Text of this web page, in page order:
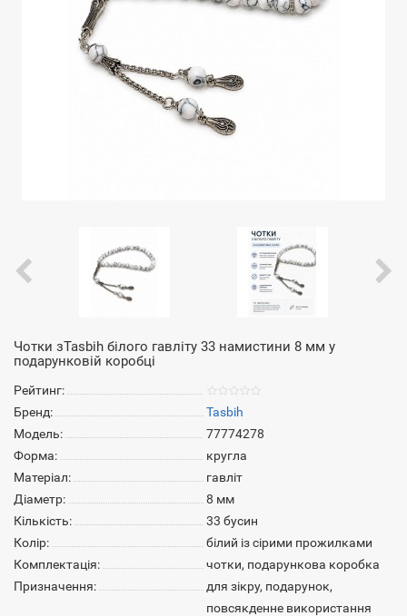
Чотки зTasbih білого гавліту 33 намистини 8 мм у
подарунковій коробці
Рейтинг:
Бренд:
Tasbih
Модель:
77774278
Форма:
кругла
Матеріал:
гавліт
Діаметр:
8 мм
Кількість:
33 бусин
Колір:
білий із сірими прожилками
Комплектація:
чотки, подарункова коробка
Призначення:
для зікру, подарунок,
повсякденне використання